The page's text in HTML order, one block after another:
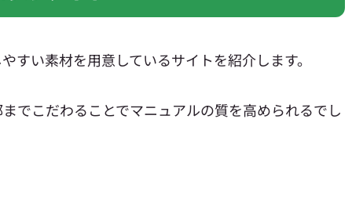
すい素材を用意しているサイトを紹介します。
でこだわることでマニュアルの質を高められるでし